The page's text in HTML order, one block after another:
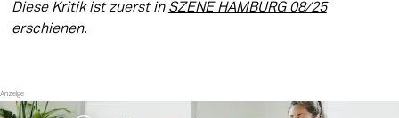
Diese Kritik ist zuerst in SZENE HAMBURG 08/25
erschienen.